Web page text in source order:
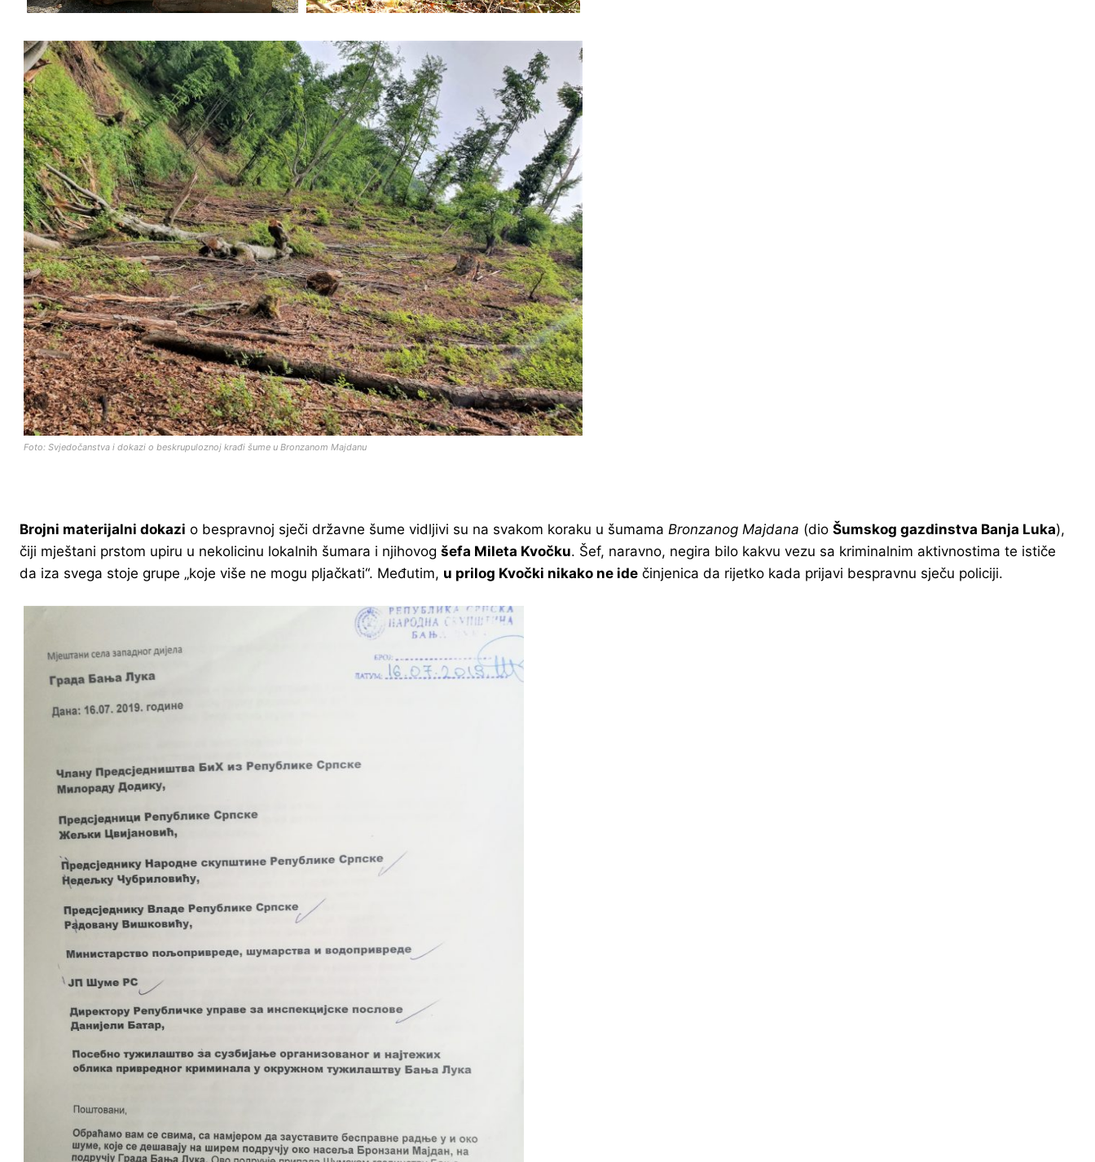
Foto: Svjedočanstva i dokazi o beskrupuloznoj krađi šume u Bronzanom Majdanu
Brojni materijalni dokazi o bespravnoj sječi državne šume vidljivi su na svakom koraku u šumama Bronzanog Majdana (dio Šumskog gazdinstva Banja Luka),
čiji mještani prstom upiru u nekolicinu lokalnih šumara i njihovog šefa Mileta Kvočku. Šef, naravno, negira bilo kakvu vezu sa kriminalnim aktivnostima te ističe
da iza svega stoje grupe „koje više ne mogu pljačkati“. Međutim, u prilog Kvočki nikako ne ide činjenica da rijetko kada prijavi bespravnu sječu policiji.